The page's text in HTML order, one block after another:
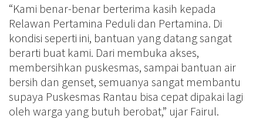
“Kami benar-benar berterima kasih kepada
Relawan Pertamina Peduli dan Pertamina. Di
kondisi seperti ini, bantuan yang datang sangat
berarti buat kami. Dari membuka akses,
membersihkan puskesmas, sampai bantuan air
bersih dan genset, semuanya sangat membantu
supaya Puskesmas Rantau bisa cepat dipakai lagi
oleh warga yang butuh berobat,” ujar Fairul.